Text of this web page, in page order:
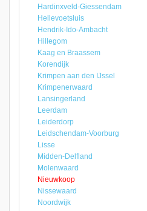
Hardinxveld-Giessendam
Hellevoetsluis
Hendrik-Ido-Ambacht
Hillegom
Kaag en Braassem
Korendijk
Krimpen aan den IJssel
Krimpenerwaard
Lansingerland
Leerdam
Leiderdorp
Leidschendam-Voorburg
Lisse
Midden-Delfland
Molenwaard
Nieuwkoop
Nissewaard
Noordwijk